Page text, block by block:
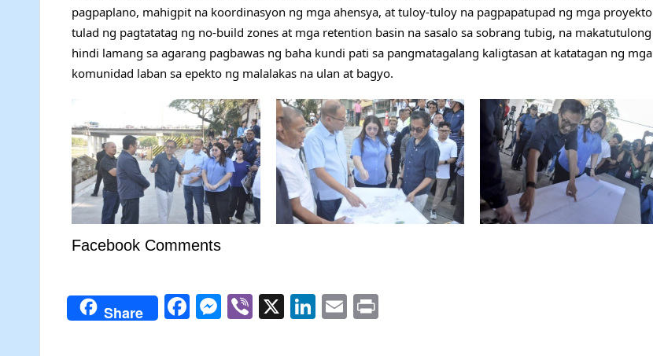
pagpaplano, mahigpit na koordinasyon ng mga ahensya, at tuloy-tuloy na pagpapatupad ng mga proyekto
tulad ng pagtatatag ng no-build zones at mga retention basin na sasalo sa sobrang tubig, na makatutulong
hindi lamang sa agarang pagbawas ng baha kundi pati sa pangmatagalang kaligtasan at katatagan ng mga
komunidad laban sa epekto ng malalakas na ulan at bagyo.
Facebook Comments
Share
F
M Vi X
Li E